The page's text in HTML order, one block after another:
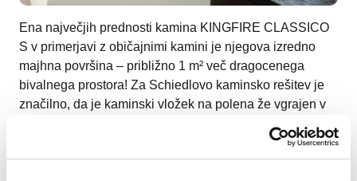
Ena največjih prednosti kamina KINGFIRE CLASSICO
S v primerjavi z običajnimi kamini je njegova izredno
majhna površina – približno 1 m² več dragocenega
bivalnega prostora! Za Schiedlovo kaminsko rešitev je
značilno, da je kaminski vložek na polena že vgrajen v
Kaminski sistem (dimnik + kaminski vložek = 1 sistem)
se z žerjavom namesti v fazi gradnje in je pripravljen za